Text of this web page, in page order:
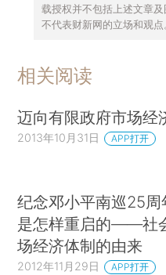
载授权并不包括上述文章
不代表财新网的立场和观点
相关阅读
迈向有限政府市场经
2013年10月31日 APP打开
纪念邓小平南巡25周
是怎样重启的——社
场经济体制的由来
2012年11月29日 APP打开